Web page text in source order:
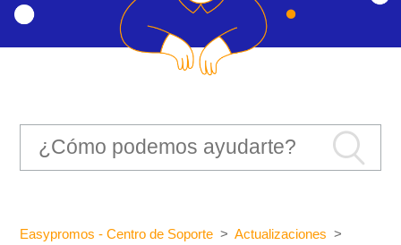
Easypromos - Centro de Soporte
Actualizaciones